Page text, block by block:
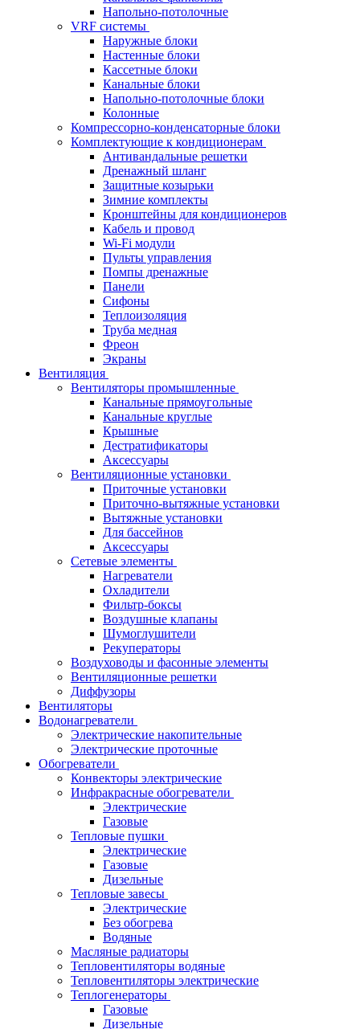
Напольно-потолочные
VRF системы
Наружные блоки
Настенные блоки
Кассетные блоки
Канальные блоки
Напольно-потолочные блоки
Колонные
Компрессорно-конденсаторные блоки
Комплектующие к кондиционерам
Антивандальные решетки
Дренажный шланг
Защитные козырьки
Зимние комплекты
Кронштейны для кондиционеров
Кабель и провод
Wi-Fi модули
Пульты управления
Помпы дренажные
Панели
Сифоны
Теплоизоляция
Труба медная
Фреон
Экраны
Вентиляция
Вентиляторы промышленные
Канальные прямоугольные
Канальные круглые
Крышные
Дестратификаторы
Аксессуары
Вентиляционные установки
Приточные установки
Приточно-вытяжные установки
Вытяжные установки
Для бассейнов
Аксессуары
Сетевые элементы
Нагреватели
Охладители
Фильтр-боксы
Воздушные клапаны
Шумоглушители
Рекуператоры
Воздуховоды и фасонные элементы
Вентиляционные решетки
Диффузоры
Вентиляторы
Водонагреватели
Электрические накопительные
Электрические проточные
Обогреватели
Конвекторы электрические
Инфракрасные обогреватели
Электрические
Газовые
Тепловые пушки
Электрические
Газовые
Дизельные
Тепловые завесы
Электрические
Без обогрева
Водяные
Масляные радиаторы
Тепловентиляторы водяные
Тепловентиляторы электрические
Теплогенераторы
Газовые
Дизельные